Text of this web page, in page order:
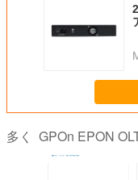
多く GPOn EPON